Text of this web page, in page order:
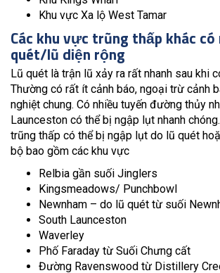
Khu vực Xa lộ West Tamar
Các khu vực trũng thấp khác
quét/lũ di‌ện rộng
Lũ quét là trận lũ xảy ra rất nhanh sau khi
Thường có rất ít cảnh báo, ngoại trừ cảnh
nghiệt chung. Có nhiều tuyến đường thủy
Launceston có thể bị ngập lụt nhanh
trũng thấp có thể bị ngập lụt do lũ quét
bộ bao gồm các khu vực
Relbia gần suối Jinglers
Kingsmeadows/ Punchbowl
Newnham – do lũ quét từ suối
South Launceston
Waverley
Phố Faraday từ Suối Chưng cất
Đường Ravenswood từ Distillery